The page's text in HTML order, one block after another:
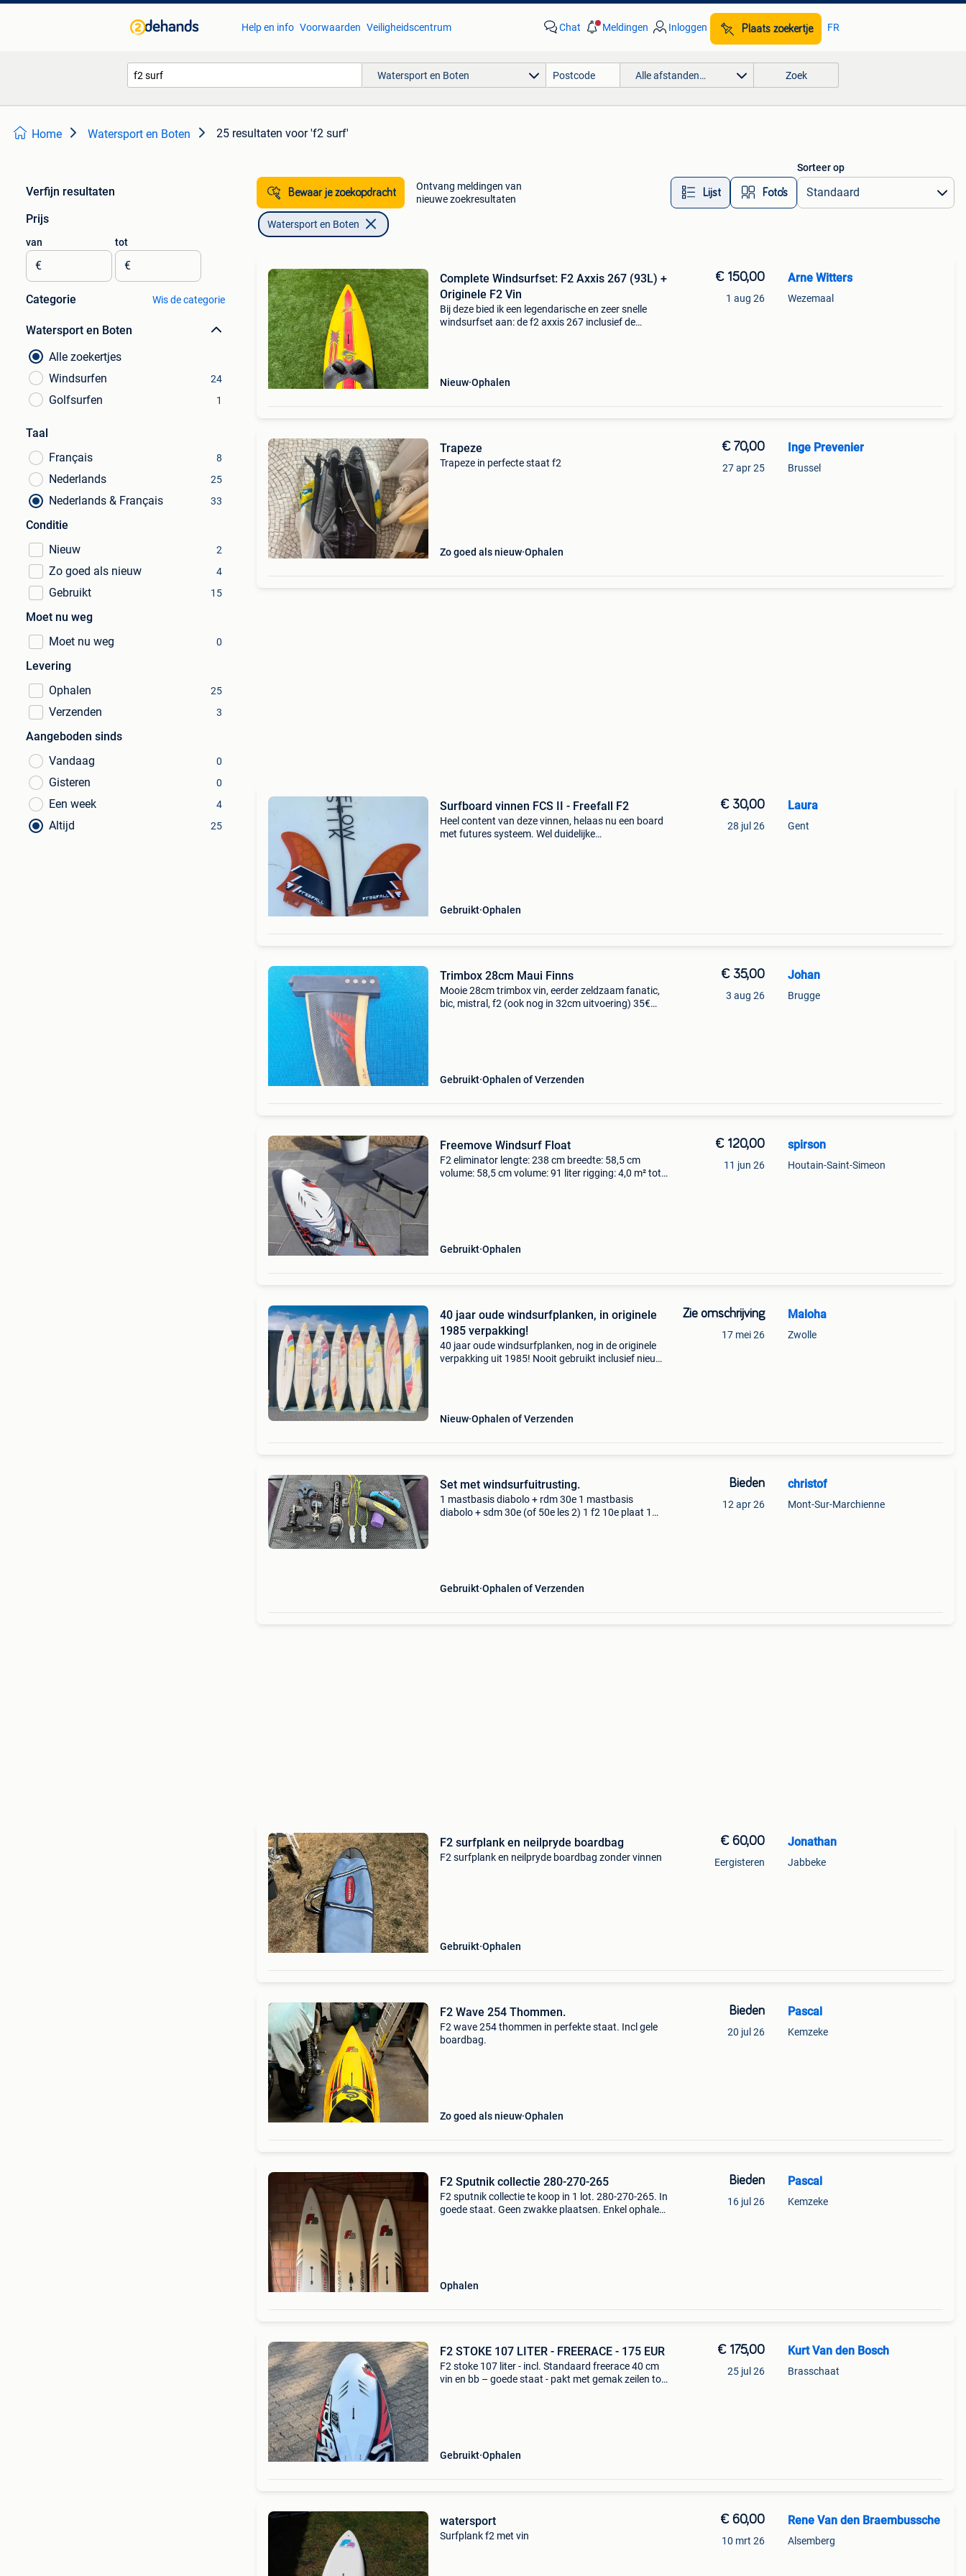
Help en info Voorwaarden Veiligheidscentrum Chat Meldingen Inloggen Plaats zoekertje FR
Watersport en Boten Alle afstanden… Zoek
Home Watersport en Boten 25 resultaten voor 'f2 surf'
Verfijn resultaten
Prijs
van
€
tot
€
Categorie Wis de categorie
Watersport en Boten
Alle zoekertjes
Windsurfen
24
Golfsurfen 1
Taal
Français
8
Nederlands 25
Nederlands & Français 33
Conditie
Nieuw
2
Zo goed als nieuw 4
Gebruikt 15
Moet nu weg
Moet nu weg
0
Levering
Ophalen
25
Verzenden 3
Aangeboden sinds
Vandaag
0
Gisteren 0
Een week 4
Altijd 25
Bewaar je zoekopdracht
Ontvang meldingen van
nieuwe zoekresultaten
Lijst Foto’s
Sorteer op
Watersport en Boten
Complete Windsurfset: F2 Axxis 267 (93L) +
Originele F2 Vin
Bij deze bied ik een legendarische en zeer snelle
windsurfset aan: de f2 axxis 267 inclusief de
Nieuw Ophalen
€ 150,00
1 aug 26
Arne Witters
Wezemaal
Trapeze
Trapeze in perfecte staat f2
Zo goed als nieuw Ophalen
€ 70,00
27 apr 25
Inge Prevenier
Brussel
Surfboard vinnen FCS II - Freefall F2
Heel content van deze vinnen, helaas nu een board
met futures systeem. Wel duidelijke
Gebruikt Ophalen
€ 30,00
28 jul 26
Laura
Gent
Trimbox 28cm Maui Finns
Mooie 28cm trimbox vin, eerder zeldzaam fanatic,
bic, mistral, f2 (ook nog in 32cm uitvoering) 35€
Gebruikt Ophalen of Verzenden
€ 35,00
3 aug 26
Johan
Brugge
Freemove Windsurf Float
F2 eliminator lengte: 238 cm breedte: 58,5 cm
volume: 58,5 cm volume: 91 liter rigging: 4,0 m² tot
Gebruikt Ophalen
€ 120,00
11 jun 26
spirson
Houtain-Saint-Simeon
40 jaar oude windsurfplanken, in originele
1985 verpakking!
40 jaar oude windsurfplanken, nog in de originele
verpakking uit 1985! Nooit gebruikt inclusief nieuw
Nieuw Ophalen of Verzenden
Zie omschrijving
17 mei 26
Maloha
Zwolle
Set met windsurfuitrusting.
1 mastbasis diabolo + rdm 30e 1 mastbasis
diabolo + sdm 30e (of 50e les 2) 1 f2 10e plaat 1
Gebruikt Ophalen of Verzenden
Bieden
12 apr 26
christof
Mont-Sur-Marchienne
F2 surfplank en neilpryde boardbag
F2 surfplank en neilpryde boardbag zonder vinnen
Gebruikt Ophalen
€ 60,00
Eergisteren
Jonathan
Jabbeke
F2 Wave 254 Thommen.
F2 wave 254 thommen in perfekte staat. Incl gele
boardbag.
Zo goed als nieuw Ophalen
Bieden
20 jul 26
Pascal
Kemzeke
F2 Sputnik collectie 280-270-265
F2 sputnik collectie te koop in 1 lot. 280-270-265. In
goede staat. Geen zwakke plaatsen. Enkel ophalen.
Ophalen
Bieden
16 jul 26
Pascal
Kemzeke
F2 STOKE 107 LITER - FREERACE - 175 EUR
F2 stoke 107 liter - incl. Standaard freerace 40 cm
vin en bb – goede staat - pakt met gemak zeilen tot
Gebruikt Ophalen
€ 175,00
25 jul 26
Kurt Van den Bosch
Brasschaat
watersport
Surfplank f2 met vin
€ 60,00
10 mrt 26
Rene Van den Braembussche
Alsemberg